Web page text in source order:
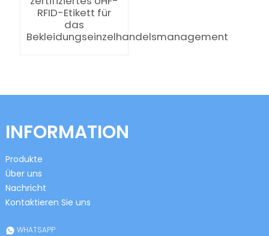
RFID-Etikett für
das
Bekleidungseinzelhandelsmanagement
INFORMATION
Produkte
Über uns
Nachricht
Kontaktieren Sie uns
WHATSAPP